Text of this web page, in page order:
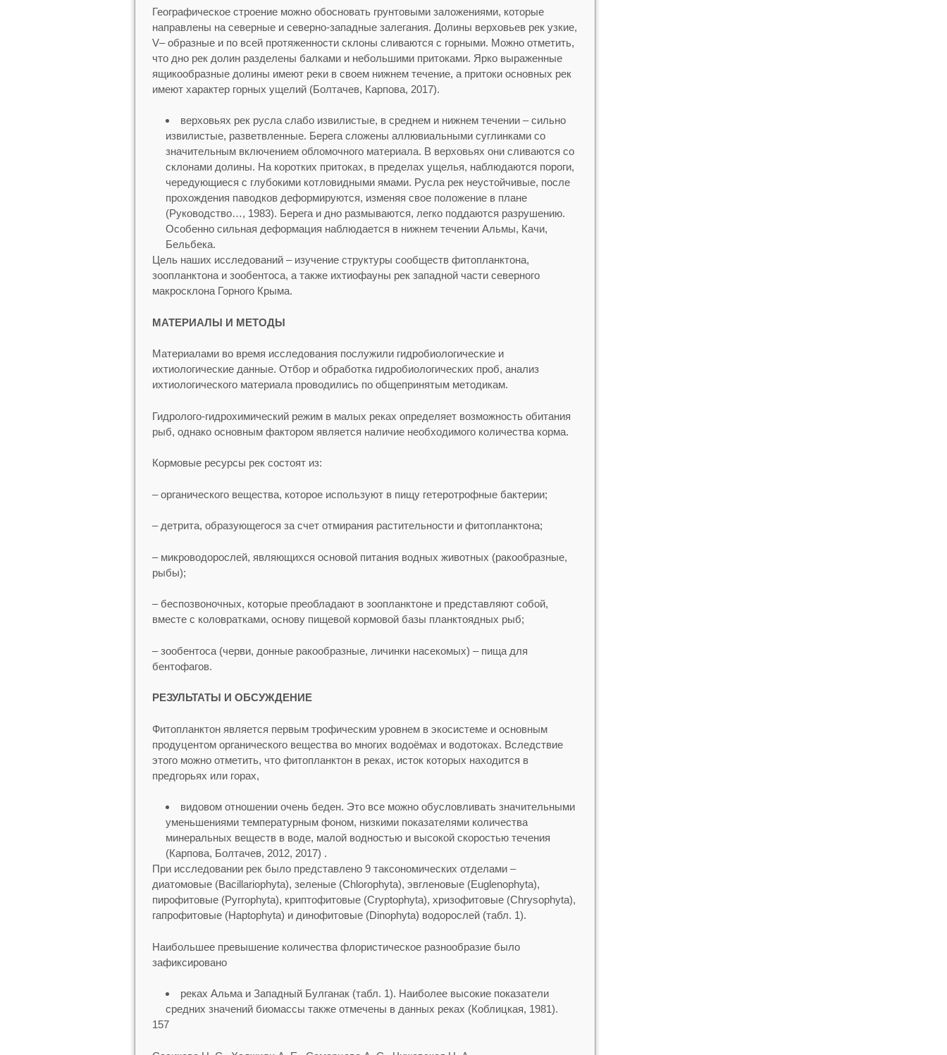
Географическое строение можно обосновать грунтовыми заложениями, которые
направлены на северные и северно-западные залегания. Долины верховьев рек узкие,
V– образные и по всей протяженности склоны сливаются с горными. Можно отметить,
что дно рек долин разделены балками и небольшими притоками. Ярко выраженные
ящикообразные долины имеют реки в своем нижнем течение, а притоки основных рек
имеют характер горных ущелий (Болтачев, Карпова, 2017).
верховьях рек русла слабо извилистые, в среднем и нижнем течении – сильно
извилистые, разветвленные. Берега сложены аллювиальными суглинками со
значительным включением обломочного материала. В верховьях они сливаются со
склонами долины. На коротких притоках, в пределах ущелья, наблюдаются пороги,
чередующиеся с глубокими котловидными ямами. Русла рек неустойчивые, после
прохождения паводков деформируются, изменяя свое положение в плане
(Руководство…, 1983). Берега и дно размываются, легко поддаются разрушению.
Особенно сильная деформация наблюдается в нижнем течении Альмы, Качи,
Бельбека.
Цель наших исследований – изучение структуры сообществ фитопланктона,
зоопланктона и зообентоса, а также ихтиофауны рек западной части северного
макросклона Горного Крыма.
МАТЕРИАЛЫ И МЕТОДЫ
Материалами во время исследования послужили гидробиологические и
ихтиологические данные. Отбор и обработка гидробиологических проб, анализ
ихтиологического материала проводились по общепринятым методикам.
Гидролого-гидрохимический режим в малых реках определяет возможность обитания
рыб, однако основным фактором является наличие необходимого количества корма.
Кормовые ресурсы рек состоят из:
– органического вещества, которое используют в пищу гетеротрофные бактерии;
– детрита, образующегося за счет отмирания растительности и фитопланктона;
– микроводорослей, являющихся основой питания водных животных (ракообразные,
рыбы);
– беспозвоночных, которые преобладают в зоопланктоне и представляют собой,
вместе с коловратками, основу пищевой кормовой базы планктоядных рыб;
– зообентоса (черви, донные ракообразные, личинки насекомых) – пища для
бентофагов.
РЕЗУЛЬТАТЫ И ОБСУЖДЕНИЕ
Фитопланктон является первым трофическим уровнем в экосистеме и основным
продуцентом органического вещества во многих водоёмах и водотоках. Вследствие
этого можно отметить, что фитопланктон в реках, исток которых находится в
предгорьях или горах,
видовом отношении очень беден. Это все можно обусловливать значительными
уменьшениями температурным фоном, низкими показателями количества
минеральных веществ в воде, малой водностью и высокой скоростью течения
(Карпова, Болтачев, 2012, 2017) .
При исследовании рек было представлено 9 таксономических отделами –
диатомовые (Bacillariophyta), зеленые (Chlorophyta), эвгленовые (Euglenophyta),
пирофитовые (Pyrrophyta), криптофитовые (Cryptophyta), хризофитовые (Chrysophyta),
гапрофитовые (Haptophyta) и динофитовые (Dinophyta) водорослей (табл. 1).
Наибольшее превышение количества флористическое разнообразие было
зафиксировано
реках Альма и Западный Булганак (табл. 1). Наиболее высокие показатели
средних значений биомассы также отмечены в данных реках (Коблицкая, 1981).
157